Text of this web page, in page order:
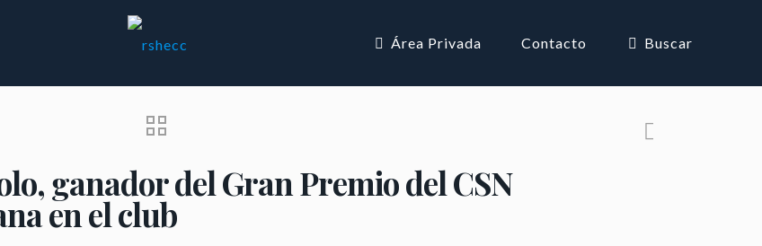
Área Privada Contacto Buscar
ganador del Gran Premio del CSN
en el club